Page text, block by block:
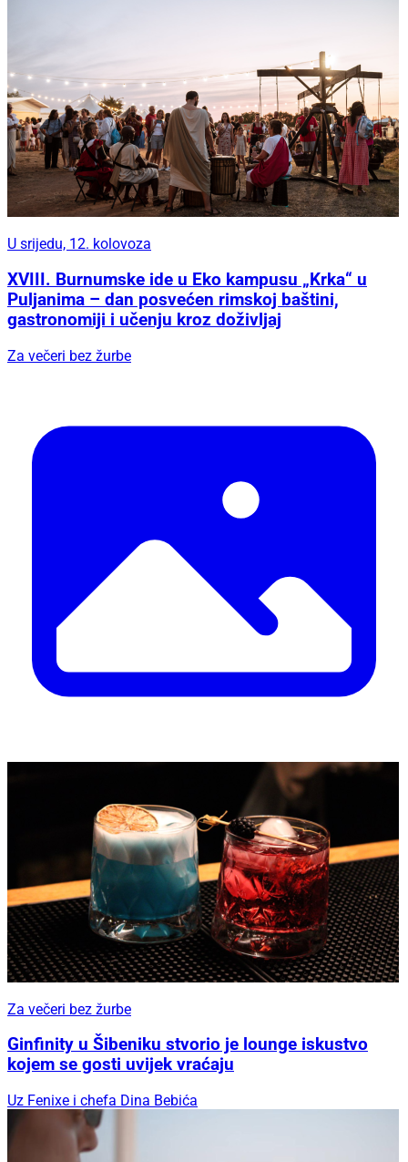
U srijedu, 12. kolovoza
XVIII. Burnumske ide u Eko kampusu „Krka“ u
Puljanima – dan posvećen rimskoj baštini,
gastronomiji i učenju kroz doživljaj
Za večeri bez žurbe
Za večeri bez žurbe
Ginfinity u Šibeniku stvorio je lounge iskustvo
kojem se gosti uvijek vraćaju
Uz Fenixe i chefa Dina Bebića